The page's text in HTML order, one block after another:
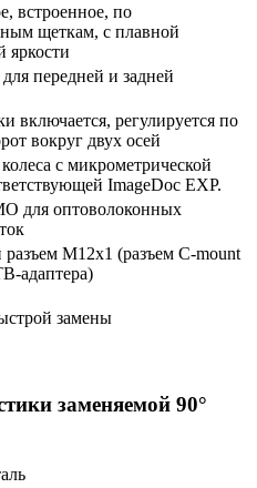
встроенное, по
щеткам, с плавной
яркости
передней и задней
включается, регулируется по
вокруг двух осей
с микрометрической
ImageDoc EXP.
для оптоволоконных
разъем M12x1 (разъем C-mount
адаптера)
замены
заменяемой 90°